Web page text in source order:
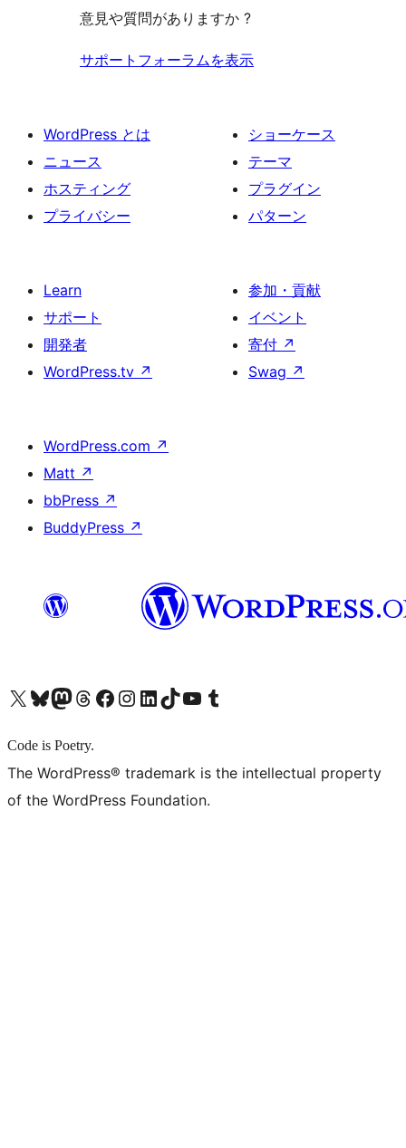
意見や質問がありますか ?
サポートフォーラムを表示
WordPress とは
ニュース
ホスティング
プライバシー
ショーケース
テーマ
プラグイン
パターン
Learn
サポート
開発者
WordPress.tv ↗
参加・貢献
イベント
寄付 ↗
Swag ↗
WordPress.com ↗
Matt ↗
bbPress ↗
BuddyPress ↗
X (旧 Twitter) アカウントへBluesky アカウントへMastodon アカウントへThreads アカウントへ Facebook ページへInstagram アカウントへ LinkedIn アカウントへTikTok アカウントへYouTube チャンネルへ Tumblr アカウントへ
Code is Poetry.
The WordPress® trademark is the intellectual property
of the WordPress Foundation.